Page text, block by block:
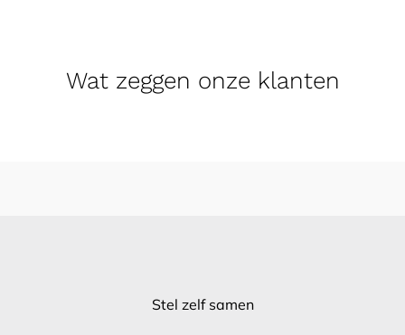
Wat zeggen onze klanten
Stel zelf samen